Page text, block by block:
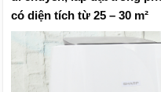
có diện tích từ 25 – 30 m²